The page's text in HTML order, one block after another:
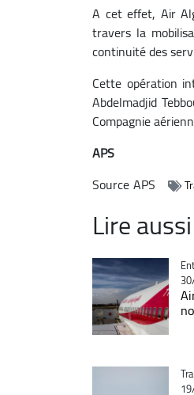
A cet effet, Air
travers la
continuité des
Cette opération
Abdelmadjid
Compagnie
APS
SourceAPS
Lire aussi